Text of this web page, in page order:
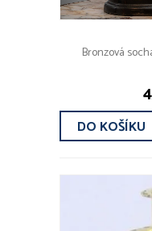
Bronzová
DO KOŠÍKU